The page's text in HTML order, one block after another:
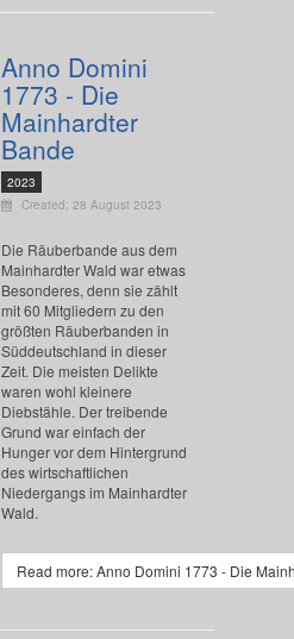
Anno Domini
1773 - Die
Mainhardter
Bande
2023
Created: 28 August 2023
Die Räuberbande aus dem
Mainhardter Wald war etwas
Besonderes, denn sie zählt
mit 60 Mitgliedern zu den
größten Räuberbanden in
Süddeutschland in dieser
Zeit. Die meisten Delikte
waren wohl kleinere
Diebstähle. Der treibende
Grund war einfach der
Hunger vor dem Hintergrund
des wirtschaftlichen
Niedergangs im Mainhardter
Wald.
Read more: Anno Domini 1773 - Die